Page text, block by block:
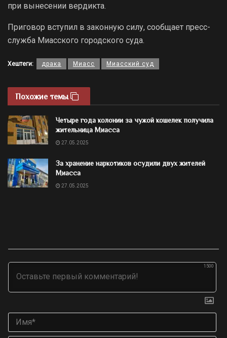
при вынесении вердикта.
Приговор вступил в законную силу, сообщает пресс-
служба Миасского городского суда.
Хештеги: драка Миасс Миасский суд
Похожие темы
Четыре года колонии за чужой кошелек получила
жительница Миасса
27.05.2025
За хранение наркотиков осудили двух жителей
Миасса
27.05.2025
1500